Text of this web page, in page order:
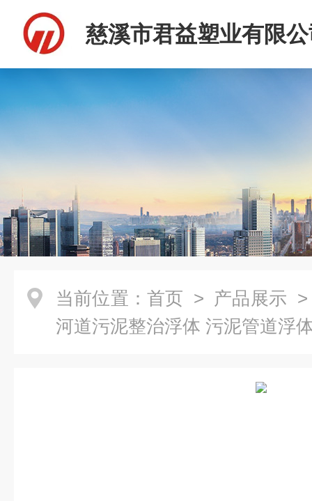
慈溪市君益塑业有限
当前位置： 首页 > 产品展示
河道污泥整治浮体 污泥管道浮